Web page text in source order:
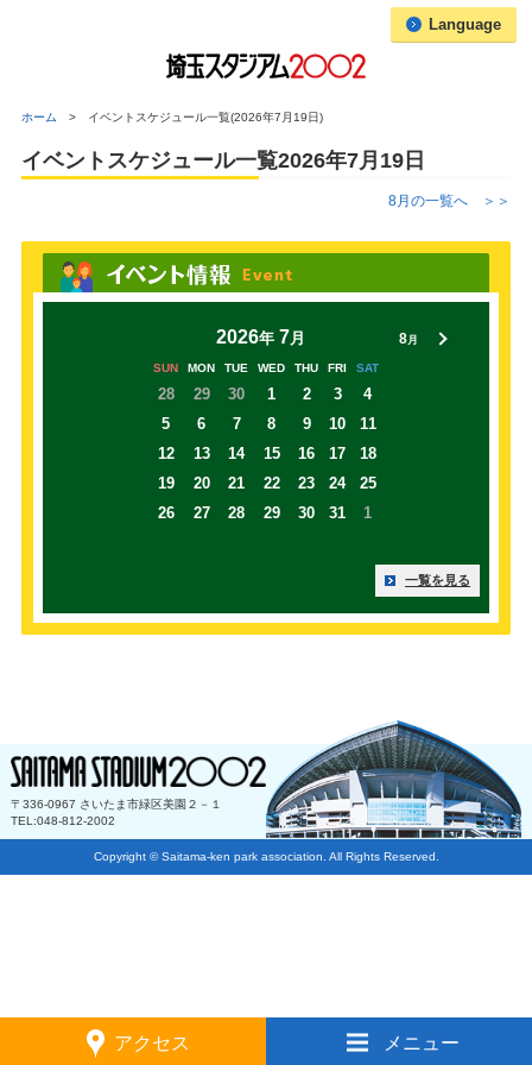
Language
アクセス メニュー
ホーム イベントスケジュール一覧(2026年7月19日)
イベントスケジュール一覧2026年7月19日
8月の一覧へ ＞＞
2026年 7月 8月
SUN MON TUE WED THU FRI SAT
28 29 30 1 2 3
4
5
6 7 8 9 10
11
12
13 14 15 16 17
18
19
20 21 22 23 24
25
26
27 28 29 30 31 1
一覧を見る
〒336-0967 さいたま市緑区美園２－１
TEL:048-812-2002
Copyright © Saitama-ken park association. All Rights Reserved.